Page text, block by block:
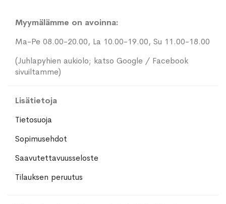
Myymälämme on avoinna:
Ma-Pe 08.00-20.00, La 10.00-19.00, Su 11.00-18.00
(Juhlapyhien aukiolo; katso Google / Facebook
sivuiltamme)
Lisätietoja
Tietosuoja
Sopimusehdot
Saavutettavuusseloste
Tilauksen peruutus